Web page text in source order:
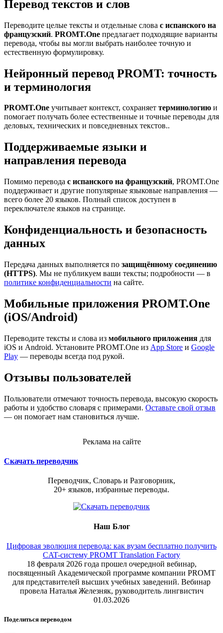
Перевод текстов и слов
Переводите целые тексты и отдельные слова с испанского на
французский. PROMT.One предлагает подходящие варианты
перевода, чтобы вы могли выбрать наиболее точную и
естественную формулировку.
Нейронный перевод PROMT: точность
и терминология
PROMT.One учитывает контекст, сохраняет терминологию и
помогает получать более естественные и точные переводы для
деловых, технических и повседневных текстов..
Поддерживаемые языки и
направления перевода
Помимо перевода с испанского на французский, PROMT.One
поддерживает и другие популярные языковые направления —
всего более 20 языков. Полный список доступен в
переключателе языков на странице.
Конфиденциальность и безопасность
данных
Передача данных выполняется по защищённому соединению
(HTTPS). Мы не публикуем ваши тексты; подробности — в
политике конфиденциальности на сайте.
Мобильные приложения PROMT.One
(iOS/Android)
Переводите тексты и слова из мобильного приложения для
iOS и Android. Установите PROMT.One из App Store и Google
Play — переводы всегда под рукой.
Отзывы пользователей
Пользователи отмечают точность перевода, высокую скорость
работы и удобство словаря с примерами. Оставьте свой отзыв
— он помогает нам становиться лучше.
Реклама на сайте
Скачать переводчик
Переводчик, Словарь и Разговорник,
20+ языков, избранные переводы.
Наш Блог
Цифровая эволюция перевода: как вузам бесплатно получить
CAT-систему PROMT Translation Factory
18 февраля 2026 года прошел очередной вебинар,
посвященный Академической программе компании PROMT
для представителей высших учебных заведений. Вебинар
провела Наталья Железняк, руководитель лингвистич
01.03.2026
Поделиться переводом